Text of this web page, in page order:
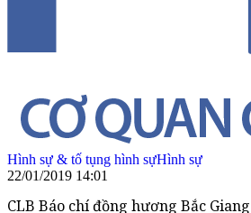
Hình sự & tố tụng hình sựHình sự
22/01/2019 14:01
CLB Báo chí đồng hương Bắc